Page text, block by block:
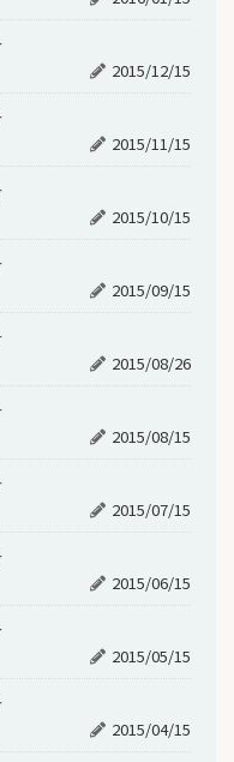
2015/12/15
2015/11/15
2015/10/15
2015/09/15
2015/08/26
2015/08/15
2015/07/15
2015/06/15
2015/05/15
2015/04/15